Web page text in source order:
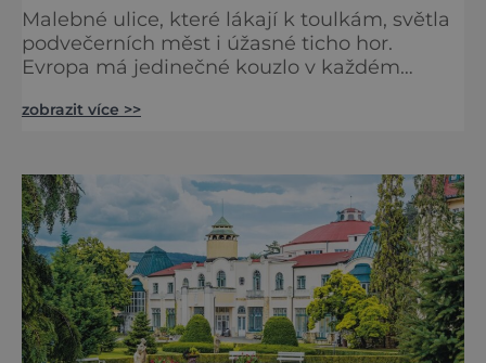
Malebné ulice, které lákají k toulkám, světla
podvečerních měst i úžasné ticho hor.
Evropa má jedinečné kouzlo v každém
zve na cestu plnou inspirace, dobrodružství i
podobě. Města s neopakovatelnou
atmosférou Vydejte se s námi na prohlídku
měst, která patří k
zobrazit více >>